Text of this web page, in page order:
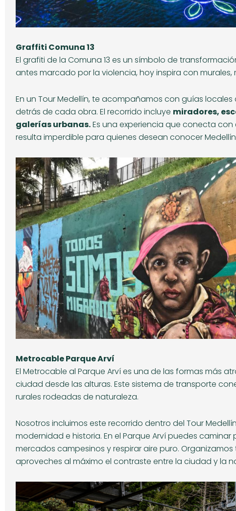
Graffiti Comuna 13
El grafiti de la Comuna 13 es un símbolo de
antes marcado por la violencia, hoy inspira con murales,
En un Tour Medellín, te acompañamos con guías locales
detrás de cada obra. El recorrido incluye miradores,
galerías urbanas.Es una experiencia que conecta
resulta imperdible para quienes desean conocer
Metrocable Parque Arví
El Metrocable al Parque Arví es una de las formas más
ciudad desde las alturas. Este sistema de transporte
rurales rodeadas de naturaleza.
Nosotros incluimos este recorrido dentro del Tour
modernidad e historia. En el Parque Arví puedes caminar
mercados campesinos y respirar aire puro.
aproveches al máximo el contraste entre la ciudad y la